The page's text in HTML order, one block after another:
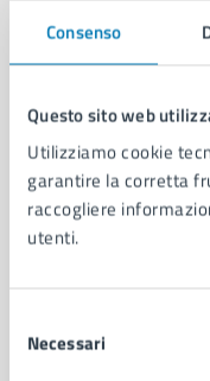
Consenso
Questo sito web
Utilizziamo cookie
garantire la corretta
raccogliere
utenti.
delNecessari
Comune di
AMMINISTRAZIONE
Aree amministrative
Organi di governo
Municipalità
Personale amministrativo